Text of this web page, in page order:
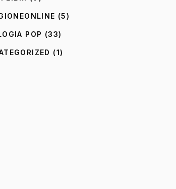
(5)
POP (33)
(1)